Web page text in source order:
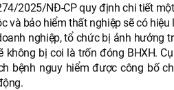
2025/NĐ-CP quy định chi tiết
và bảo hiểm thất nghiệp sẽ có hiệu
nghiệp, tổ chức bị ảnh hưởng
không bị coi là trốn đóng BHXH.
bệnh nguy hiểm được công bố